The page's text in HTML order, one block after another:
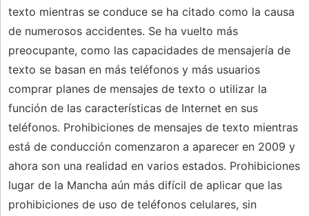
texto mientras se conduce se ha citado como la causa
de numerosos accidentes. Se ha vuelto más
preocupante, como las capacidades de mensajería de
texto se basan en más teléfonos y más usuarios
comprar planes de mensajes de texto o utilizar la
función de las características de Internet en sus
teléfonos. Prohibiciones de mensajes de texto mientras
está de conducción comenzaron a aparecer en 2009 y
ahora son una realidad en varios estados. Prohibiciones
lugar de la Mancha aún más difícil de aplicar que las
prohibiciones de uso de teléfonos celulares, sin